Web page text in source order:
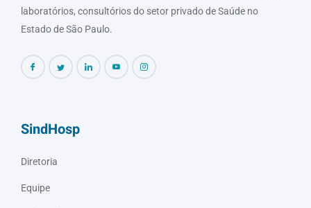
laboratórios, consultórios do setor privado de Saúde no
Estado de São Paulo.
SindHosp
Diretoria
Equipe